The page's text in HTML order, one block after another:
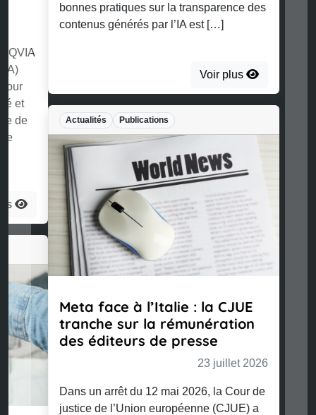
bonnes pratiques sur la transparence des
contenus générés par l’IA est […]
Voir plus
Actualités Publications
Meta face à l’Italie : la CJUE
tranche sur la rémunération
des éditeurs de presse
23 juillet 2026
Dans un arrêt du 12 mai 2026, la Cour de
justice de l’Union européenne (CJUE) a